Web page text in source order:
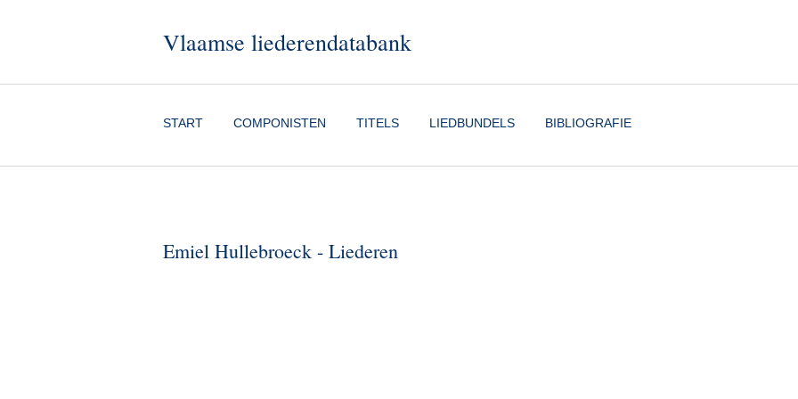
Vlaamse liederendatabank
START COMPONISTEN TITELS LIEDBUNDELS BIBLIOGRAFIE
Emiel Hullebroeck - Liederen